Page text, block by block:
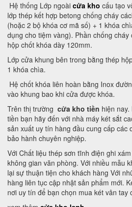
Hệ thống Lớp ngoài cửa kho cấu tạo
lớp thép kết hợp betong chống cháy
(hoặc 2 bộ khóa cơ mã số) + 1 khóa
dụng cho tiệm vàng). Phần chống
hộp chốt khóa dày 120mm.
Lớp cửa khung bên trong bằng thép
1 khóa chìa.
Hệ chốt khóa liên hoàn bằng Inox
vào khung bao khi cửa được khóa.
Trên thị trường cửa kho tiền hiện
tiền bạn hãy đến với nhà máy két sắt
sản xuất uy tín hàng đầu cung cấp các
bảo hành chuyên nghiệp.
Với Chất liệu thép sơn tĩnh điện ghi
không gian văn phòng. Với nhiều mẫu
lại sự thuận tiện cho khách hàng Với
hàng liên tục cập nhật sản phẩm mới.
nơi uy tín để bạn chọn mua két vân tay